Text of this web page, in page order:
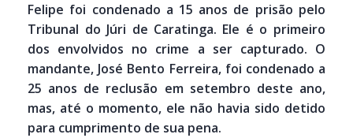
Felipe foi condenado a 15 anos de prisão pelo
Tribunal do Júri de Caratinga. Ele é o primeiro
dos envolvidos no crime a ser capturado. O
mandante, José Bento Ferreira, foi condenado a
25 anos de reclusão em setembro deste ano,
mas, até o momento, ele não havia sido detido
para cumprimento de sua pena.